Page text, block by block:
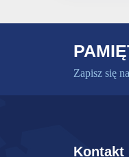
Zapisz się
Kontakt